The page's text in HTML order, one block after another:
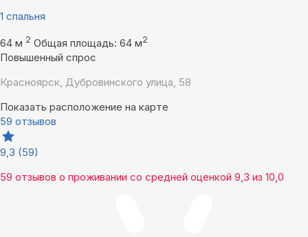
1 спальня
64 м 2 Общая площадь: 64 м2
Повышенный спрос
Красноярск, Дубровинского улица, 58
Показать расположение на карте
59 отзывов
9,3 (59)
59 отзывов о проживании со средней оценкой 9,3 из 10,0